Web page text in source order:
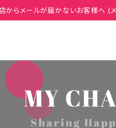
らメールが届かないお客様へ (